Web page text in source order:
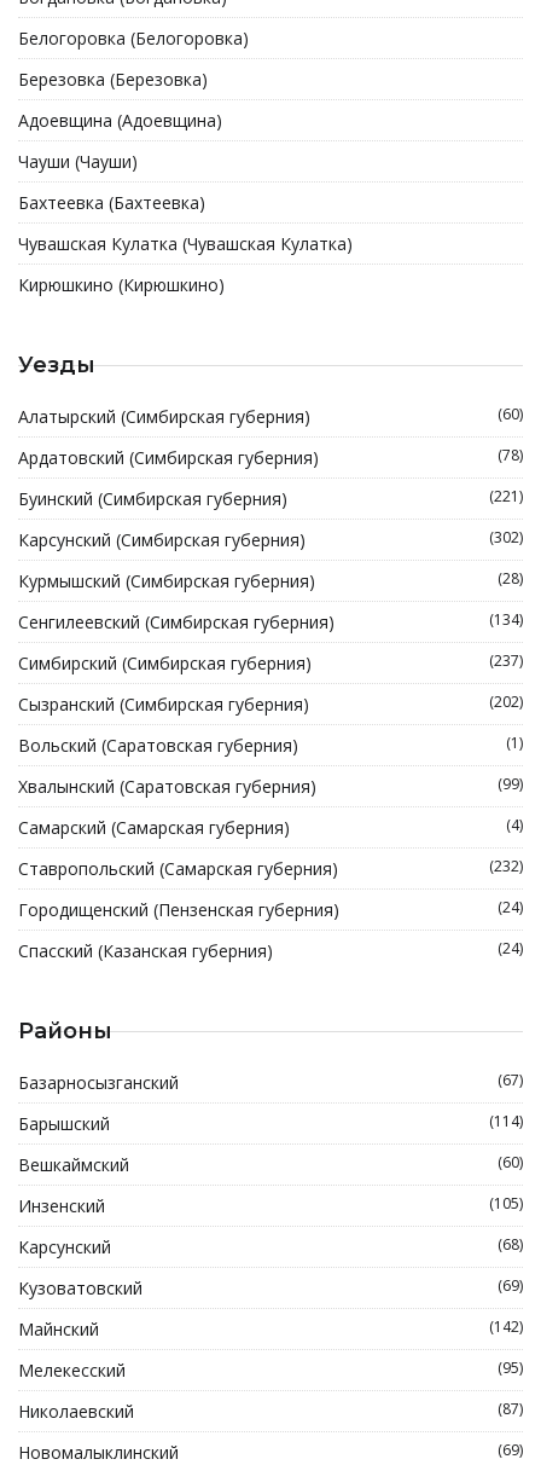
Белогоровка (Белогоровка)
Березовка (Березовка)
Адоевщина (Адоевщина)
Чауши (Чауши)
Бахтеевка (Бахтеевка)
Чувашская Кулатка (Чувашская Кулатка)
Кирюшкино (Кирюшкино)
Уезды
Алатырский (Симбирская губерния) (60)
Ардатовский (Симбирская губерния) (78)
Буинский (Симбирская губерния) (221)
Карсунский (Симбирская губерния) (302)
Курмышский (Симбирская губерния) (28)
Сенгилеевский (Симбирская губерния) (134)
Симбирский (Симбирская губерния) (237)
Сызранский (Симбирская губерния) (202)
Вольский (Саратовская губерния) (1)
Хвалынский (Саратовская губерния) (99)
Самарский (Самарская губерния) (4)
Ставропольский (Самарская губерния) (232)
Городищенский (Пензенская губерния) (24)
Спасский (Казанская губерния) (24)
Районы
Базарносызганский (67)
Барышский (114)
Вешкаймский (60)
Инзенский (105)
Карсунский (68)
Кузоватовский (69)
Майнский (142)
Мелекесский (95)
Николаевский (87)
Новомалыклинский (69)